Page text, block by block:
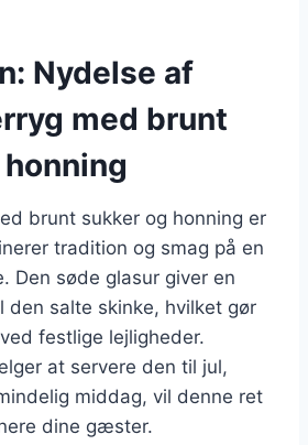
Nydelse af
med brunt
brunt sukker og honning er
tradition og smag på en
Den søde glasur giver en
den salte skinke, hvilket gør
festlige lejligheder.
at servere den til jul,
middag, vil denne ret
dine gæster.